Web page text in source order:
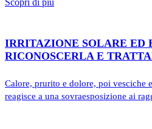
IRRITAZIONE SOLARE ED
RICONOSCERLA E
Calore, prurito e dolore, poi vesciche
reagisce a una sovraesposizione ai